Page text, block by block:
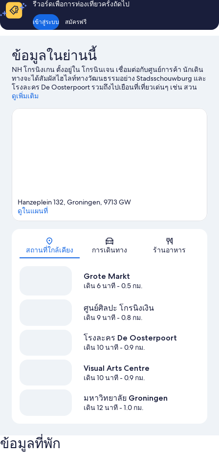
พัก
รีวอร์ดเพื่อการท่องเที่ยวครั้งถัดไป
เข้าสู่ระบบ สมัครฟรี
ข้อมูลในย่านนี้
NH โกรนิงเกน ตั้งอยู่ใน โกรนินเจน เชื่อมต่อกับศูนย์การค้า นักเดิน
ทางจะได้สัมผัสไฮไลท์ทางวัฒนธรรมอย่าง Stadsschouwburg และ
โรงละคร De Oosterpoort รวมถึงไปเยือนที่เที่ยวเด่นๆ เช่น สวน
Prinsenhof และ ศูนย์ศิลปะ โกรนิงเงิน นักเดินทางควรแวะไปชม
ดูเพิ่มเติม
แผนที่
Hanzeplein 132, Groningen, 9713 GW
ดูในแผนที่
สถานที่ใกล้เคียง การเดินทาง ร้านอาหาร
Grote Markt
เดิน 6 นาที- 0.5 กม.
ศูนย์ศิลปะ โกรนิงเงิน
เดิน 9 นาที- 0.8 กม.
โรงละคร De Oosterpoort
เดิน 10 นาที- 0.9 กม.
Visual Arts Centre
เดิน 10 นาที- 0.9 กม.
มหาวิทยาลัย Groningen
เดิน 12 นาที- 1.0 กม.
ข้อมูลที่พัก